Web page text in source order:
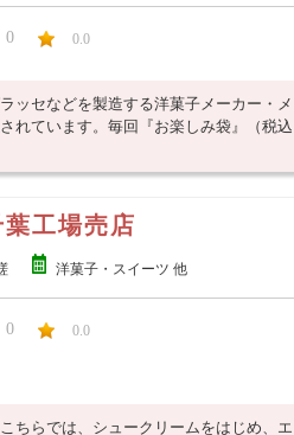
0 0.0
ッセなどを製造する洋菓子メーカー・メ
れています。毎回『お楽しみ袋』（税込
工場売店
洋菓子・スイーツ 他
0 0.0
ちらでは、シュークリームをはじめ、エ